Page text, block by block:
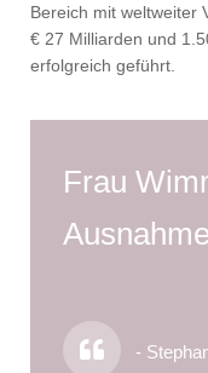
Bereich mit weltweiter
€ 27 Milliarden und
erfolgreich geführt.
Frau
-